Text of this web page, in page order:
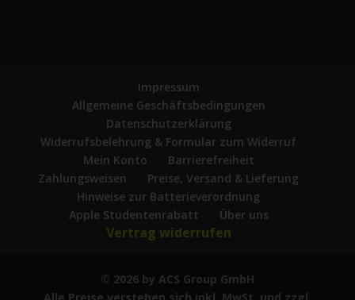
Impressum
Allgemeine Geschäftsbedingungen
Datenschutzerklärung
Widerrufsbelehrung & Formular zum Widerruf
Mein Konto
Barrierefreiheit
Zahlungsweisen
Preise, Versand & Lieferung
Hinweise zur Batterieverordnung
Apple Studentenrabatt
Über uns
Vertrag widerrufen
© 2026 by ACS Group GmbH